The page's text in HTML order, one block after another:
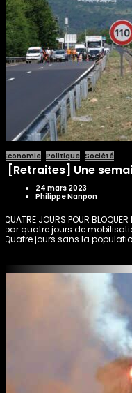
Economie Politique Société
[Retraites] Une
24 mars 2023
Philippe Nanpon
QUATRE JOURS POUR
par quatre jours de
Quatre jours sans la